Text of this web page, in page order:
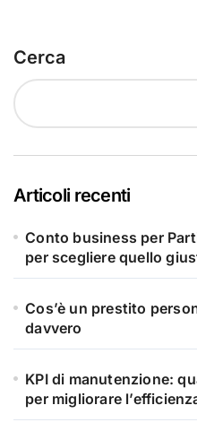
Cerca
Articoli recenti
Conto business per
per scegliere quello
Cos’è un prestito
davvero
KPI di manutenzione:
per migliorare